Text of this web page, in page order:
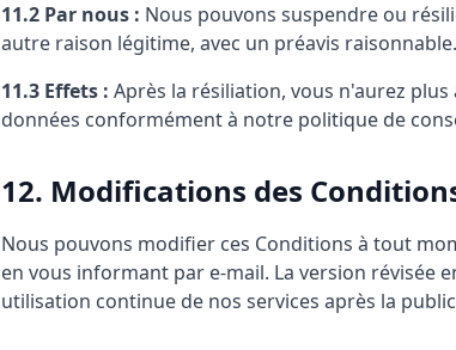
11.2 Par nous : Nous pouvons suspendre ou
autre raison légitime, avec un préavis raisonnable.
11.3 Effets : Après la résiliation, vous n'aurez
données conformément à notre politique de
12. Modifications des
Nous pouvons modifier ces Conditions à tout
en vous informant par e-mail. La version révisée
utilisation continue de nos services après la